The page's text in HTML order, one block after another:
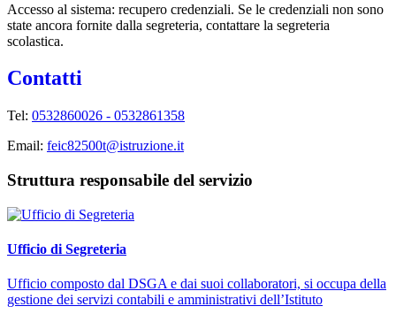
Accesso al sistema: recupero credenziali. Se le credenziali non sono
state ancora fornite dalla segreteria, contattare la segreteria
scolastica.
Contatti
Tel: 0532860026 - 0532861358
Email: feic82500t@istruzione.it
Struttura responsabile del servizio
Ufficio di Segreteria
Ufficio composto dal DSGA e dai suoi collaboratori, si occupa della
gestione dei servizi contabili e amministrativi dell’Istituto